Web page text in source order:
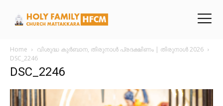
Home
വിശുദ്ധ കുർബാന, തിരുനാൾ പ്രദക്ഷിണം | തിരുനാൾ 2026
DSC_2246
DSC_2246